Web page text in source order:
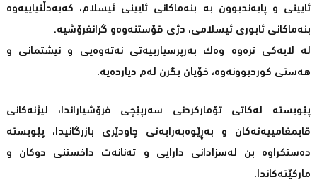
ئایینی و پابەندبوون بە بنەماکانی ئایینی ئیسلام، کەبەدڵنیاییەوە
بنەماکانی ئابوری ئیسلامی، دژی قۆستنەوەو گرانفرۆشیە.
لە لایەکی ترەوە وەک بەرپرسیارییەتی نەتەوەیی و نیشتمانی و
هەستی کوردبوونەوە، خۆیان بگرن لەم دیاردەیە.
پێویستە لەکاتی تۆمارکردنی سەرپێچی فرۆشیاراندا، لیژنەکانی
قایمقامییەتەکان و بەڕێوەبەرایەتی چاودێری بازرگانیدا، پێویستە
دەستکراوە بن لەسزادانی دارایی و تەنانەت داخستنی دوکان و
مارکێتەکاندا.